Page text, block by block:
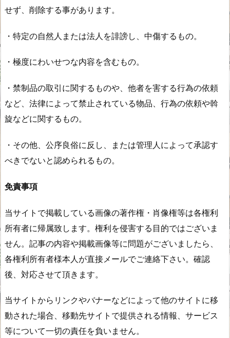
せず、削除する事があります。
・特定の自然人または法人を誹謗し、中傷するもの。
・極度にわいせつな内容を含むもの。
・禁制品の取引に関するものや、他者を害する行為の依頼
など、法律によって禁止されている物品、行為の依頼や斡
旋などに関するもの。
・その他、公序良俗に反し、または管理人によって承認す
べきでないと認められるもの。
免責事項
当サイトで掲載している画像の著作権・肖像権等は各権利
所有者に帰属致します。権利を侵害する目的ではございま
せん。記事の内容や掲載画像等に問題がございましたら、
各権利所有者様本人が直接メールでご連絡下さい。確認
後、対応させて頂きます。
当サイトからリンクやバナーなどによって他のサイトに移
動された場合、移動先サイトで提供される情報、サービス
等について一切の責任を負いません。